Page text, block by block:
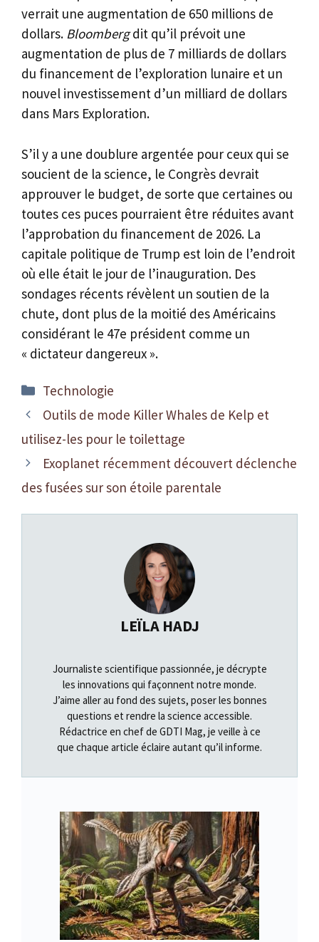
verrait une augmentation de 650 millions de
dollars. Bloombergdit qu’il prévoit une
augmentation de plus de 7 milliards de dollars
du financement de l’exploration lunaire et un
nouvel investissement d’un milliard de dollars
dans Mars Exploration.
S’il y a une doublure argentée pour ceux qui se
soucient de la science, le Congrès devrait
approuver le budget, de sorte que certaines ou
toutes ces puces pourraient être réduites avant
l’approbation du financement de 2026. La
capitale politique de Trump est loin de l’endroit
où elle était le jour de l’inauguration. Des
sondages récents révèlent un soutien de la
chute, dont plus de la moitié des Américains
considérant le 47e président comme un
« dictateur dangereux ».
Catégories
Technologie
Outils de mode Killer Whales de Kelp et
utilisez-les pour le toilettage
Exoplanet récemment découvert déclenche
des fusées sur son étoile parentale
LEÏLA HADJ
Journaliste scientifique passionnée, je décrypte
les innovations qui façonnent notre monde.
J’aime aller au fond des sujets, poser les bonnes
questions et rendre la science accessible.
Rédactrice en chef de GDTI Mag, je veille à ce
que chaque article éclaire autant qu’il informe.